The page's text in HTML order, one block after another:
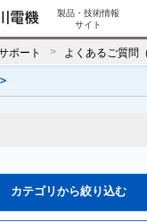
製品・技術情報
サイト
ポート よくあるご質問
＞
カテゴリから絞り込む